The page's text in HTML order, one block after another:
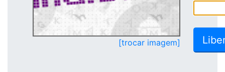
[trocar imagem]